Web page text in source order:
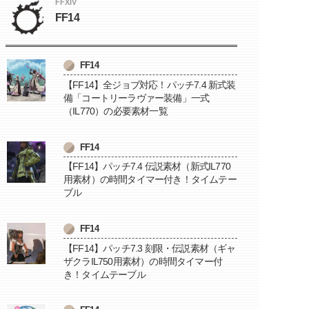
FFXIV
FF14
FF14
【FF14】全ジョブ対応！パッチ7.4 新式装
備「コートリーラヴァー装備」一式
（IL770）の必要素材一覧
FF14
【FF14】パッチ7.4 伝説素材（新式IL770
用素材）の時間タイマー付き！タイムテー
ブル
FF14
【FF14】パッチ7.3 刻限・伝説素材（ギャ
ザクラIL750用素材）の時間タイマー付
き！タイムテーブル